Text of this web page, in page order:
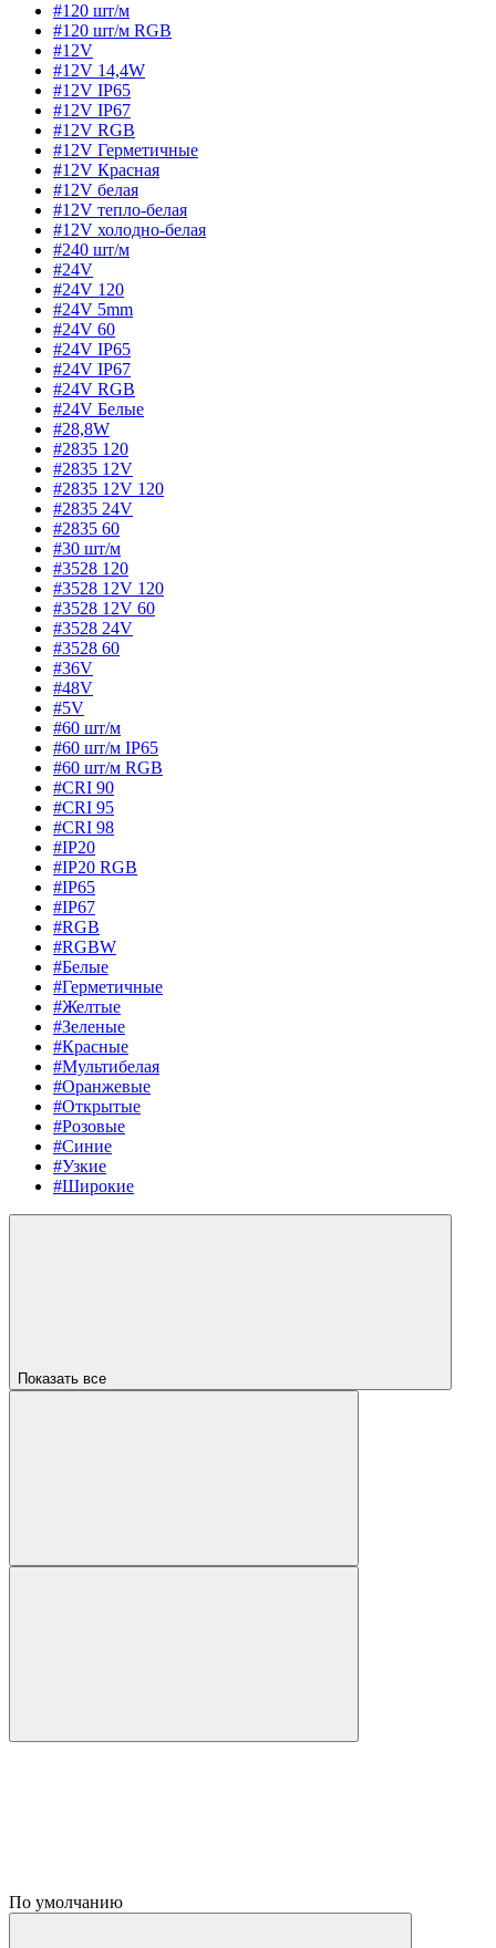
#120 шт/м
#120 шт/м RGB
#12V
#12V 14,4W
#12V IP65
#12V IP67
#12V RGB
#12V Герметичные
#12V Красная
#12V белая
#12V тепло-белая
#12V холодно-белая
#240 шт/м
#24V
#24V 120
#24V 5mm
#24V 60
#24V IP65
#24V IP67
#24V RGB
#24V Белые
#28,8W
#2835 120
#2835 12V
#2835 12V 120
#2835 24V
#2835 60
#30 шт/м
#3528 120
#3528 12V 120
#3528 12V 60
#3528 24V
#3528 60
#36V
#48V
#5V
#60 шт/м
#60 шт/м IP65
#60 шт/м RGB
#CRI 90
#CRI 95
#CRI 98
#IP20
#IP20 RGB
#IP65
#IP67
#RGB
#RGBW
#Белые
#Герметичные
#Желтые
#Зеленые
#Красные
#Мультибелая
#Оранжевые
#Открытые
#Розовые
#Синие
#Узкие
#Широкие
Показать все
По умолчанию